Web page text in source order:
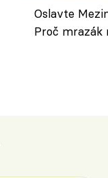
Oslavte
Proč